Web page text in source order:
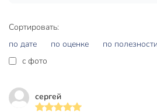
Объём 1 литр — отлично для
разогрева небольших порций,
Диаметр 12 см, толщина стенок и
Нет, кастрюля подходит только для
Сортировать:
по дате
по оценке
по полезности
c фото
сергей